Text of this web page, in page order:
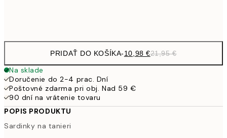
PRIDAŤ DO KOŠÍKA-10,98 €21,95 €
Na sklade
Doručenie do 2-4 prac. Dní
Poštovné zdarma pri obj. Nad 59 €
90 dní na vrátenie tovaru
POPIS PRODUKTU
Sardinky na tanieri